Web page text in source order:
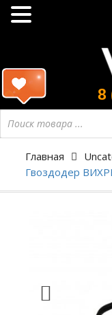
8
Главная
Гвоздодер